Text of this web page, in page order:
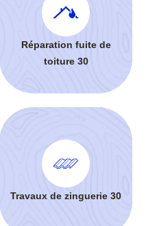
Réparation fuite de
toiture 30
Travaux de zinguerie 30